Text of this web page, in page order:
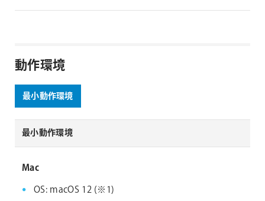
動作環境
最小動作環境
最小動作環境
Mac
OS: macOS 12 (※1)